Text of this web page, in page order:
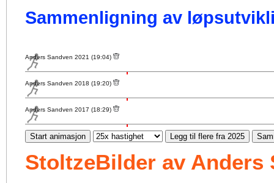
Sammenligning av
Anders Sandven 2021 (19:04)
Anders Sandven 2018 (19:20)
Anders Sandven 2017 (18:29)
Start animasjon Legg til flere fra 2025
StoltzeBilder av Anders